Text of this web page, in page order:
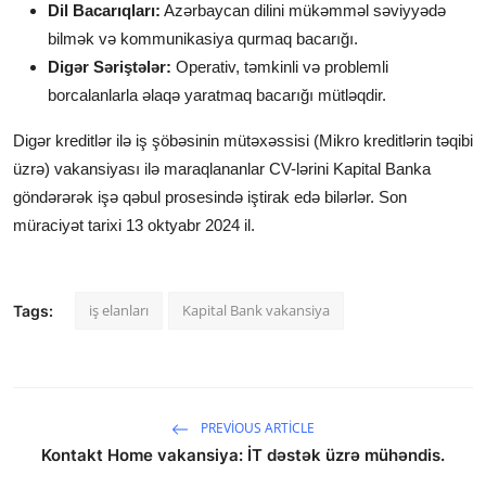
Dil Bacarıqları: Azərbaycan dilini mükəmməl səviyyədə
bilmək və kommunikasiya qurmaq bacarığı.
Digər Səriştələr: Operativ, təmkinli və problemli
borcalanlarla əlaqə yaratmaq bacarığı mütləqdir.
Digər kreditlər ilə iş şöbəsinin mütəxəssisi (Mikro kreditlərin təqibi
üzrə) vakansiyası ilə maraqlananlar CV-lərini Kapital Banka
göndərərək işə qəbul prosesində iştirak edə bilərlər. Son
müraciyət tarixi 13 oktyabr 2024 il.
Tags: iş elanları Kapital Bank vakansiya
PREVIOUS ARTICLE
Kontakt Home vakansiya: İT dəstək üzrə mühəndis.